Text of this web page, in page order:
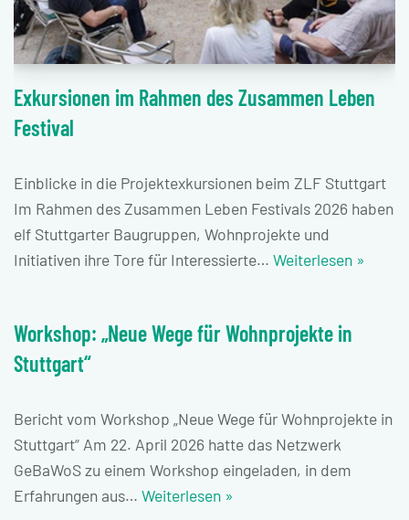
Exkursionen im Rahmen des Zusammen Leben
Festival
Einblicke in die Projektexkursionen beim ZLF Stuttgart
Im Rahmen des Zusammen Leben Festivals 2026 haben
elf Stuttgarter Baugruppen, Wohnprojekte und
Initiativen ihre Tore für Interessierte… Weiterlesen »
Workshop: „Neue Wege für Wohnprojekte in
Stuttgart“
Bericht vom Workshop „Neue Wege für Wohnprojekte in
Stuttgart“ Am 22. April 2026 hatte das Netzwerk
GeBaWoS zu einem Workshop eingeladen, in dem
Erfahrungen aus… Weiterlesen »